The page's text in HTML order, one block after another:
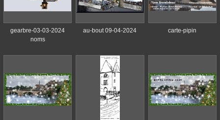
gearbre-03-03-2024
noms
au-bout 09-04-2024 carte-pipin